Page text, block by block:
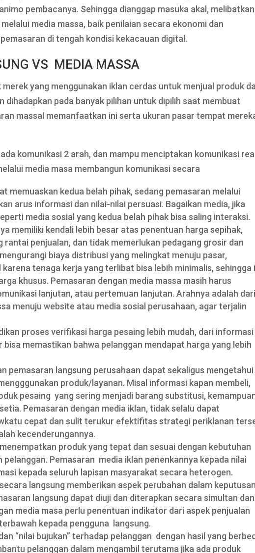
pembacanya. Sehingga dianggap masuka akal, melibatkan
media massa, baik penilaian secara ekonomi dan
di tengah kondisi kekacauan digital.
VS MEDIA MASSA
yang menggunakan iklan cerdas untuk menjual produk
dihadapkan pada banyak pilihan untuk dipilih saat membuat
massal memanfaatkan ini serta ukuran pasar tempat
komunikasi 2 arah, dan mampu menciptakan komunikasi
media masa membangun komunikasi secara
memuaskan kedua belah pihak, sedang pemasaran melalui
arus informasi dan nilai-nilai persuasi. Bagaikan media, jika
media sosial yang kedua belah pihak bisa saling interaksi.
memiliki kendali lebih besar atas penentuan harga sepihak,
penjualan, dan tidak memerlukan pedagang grosir dan
biaya distribusi yang melingkat menuju pasar,
tenaga kerja yang terlibat bisa lebih minimalis, sehingga
khusus. Pemasaran dengan media massa masih harus
lanjutan, atau pertemuan lanjutan. Arahnya adalah dari
menuju website atau media sosial perusahaan, agar terjalin
proses verifikasi harga pesaing lebih mudah, dari informasi
bisa memastikan bahwa pelanggan mendapat harga yang lebih
pemasaran langsung perusahaan dapat sekaligus mengetahui
produk/layanan. Misal informasi kapan membeli,
pesaing yang sering menjadi barang substitusi,
Pemasaran dengan media iklan, tidak selalu dapat
cepat dan sulit terukur efektifitas strategi periklanan
kecenderungannya.
produk yang tepat dan sesuai dengan kebutuhan
Pemasaran media iklan penenkannya kepada nilai
kepada seluruh lapisan masyarakat secara heterogen.
langsung memberikan aspek perubahan dalam keputusan
langsung dapat diuji dan diterapkan secara simultan dan
media masa perlu penentuan indikator dari aspek penjualan
kepada pengguna langsung.
“nilai bujukan” terhadap pelanggan dengan hasil yang
pelanggan dalam mengambil terutama jika ada produk